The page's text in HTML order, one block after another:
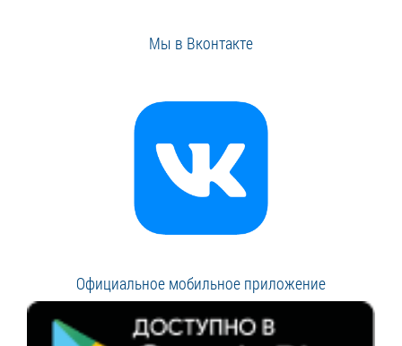
Мы в Вконтакте
Официальное мобильное приложение